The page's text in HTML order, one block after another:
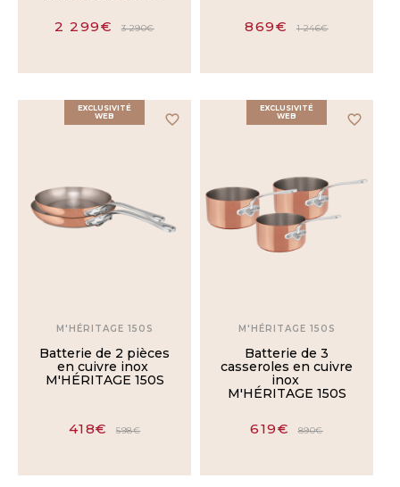
8cm
14cm
2 299€ 3 290€ 869€ 1 246€
favorite_border
EXCLUSIVITÉ
WEB
M'HÉRITAGE 150S
Batterie de 2 pièces
en cuivre inox
M'HÉRITAGE 150S
418€ 598€
favorite_border
EXCLUSIVITÉ
WEB
M'HÉRITAGE 150S
Batterie de 3
casseroles en cuivre
inox
M'HÉRITAGE 150S
619€ 890€